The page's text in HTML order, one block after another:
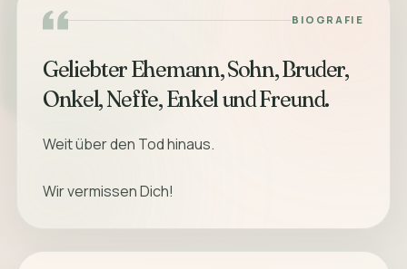
BIOGRAFIE
Geliebter Ehemann, Sohn, Bruder,
Weit über den Tod hinaus.
Wir vermissen Dich!